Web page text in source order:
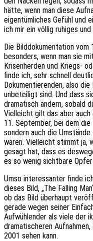
hätte, wenn man diese
eigentümliches Gefühl und
ich mir ein völlig ruhiges
Die Bilddokumentation
besonders, wenn man sie
Krisenherden und Kriegs-
finde ich, sehr schnell
Dokumentierenden, also
unbeteiligt sind. Und dass
dramatisch ändern, sobald
Vielleicht gilt das aber
11. September, bei dem
sondern auch die
waren. Vielleicht stimmt ja,
gesagt hat, dass es
es so wenig sichtbare
Umso interessanter finde
dieses Bild, „The Falling
ob das Bild überhaupt
gerade wegen seiner
Aufwühlender als viele der
dramatischeren
2001 sehen kann.